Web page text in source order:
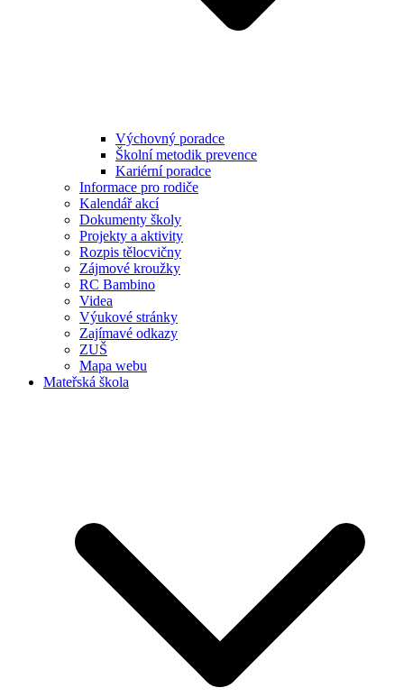
Výchovný poradce
Školní metodik prevence
Kariérní poradce
Informace pro rodiče
Kalendář akcí
Dokumenty školy
Projekty a aktivity
Rozpis tělocvičny
Zájmové kroužky
RC Bambino
Videa
Výukové stránky
Zajímavé odkazy
ZUŠ
Mapa webu
Mateřská škola